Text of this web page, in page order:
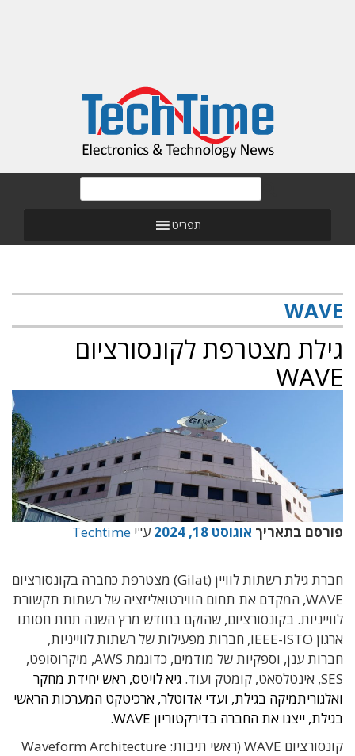
תפריט
WAVE
גילת מצטרפת לקונסורציום
WAVE
פורסם בתאריך אוגוסט 18, 2024 ע"י Techtime
חברת גילת רשתות לוויין (Gilat) מצטרפת כחברה בקונסורציום
WAVE, המקדם את תחום הווירטואליזציה של רשתות תקשורת
לווייניות. בקונסורציום, שהוקם בחודש מרץ השנה תחת חסותו
ארגון IEEE-ISTO, חברות מפעילות של רשתות לווייניות,
חברות ענן, וספקיות של מודמים, כדוגמת AWS, מיקרוסופט,
SES, אינטלסאט, קומטק ועוד.
גיא לויטס, ראש יחידת מחקר
ואלגוריתמיקה בגילת, ועדי אדוטלר, ארכיטקט המערכות הראשי
בגילת, ייצגו את החברה בדירקטוריון WAVE.
קונסורציום WAVE (ראשי תיבות:
Waveform Architecture